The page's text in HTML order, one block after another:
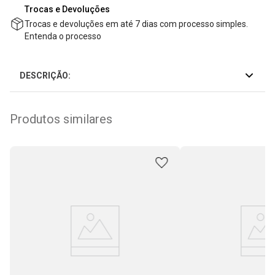
Trocas e Devoluções
Trocas e devoluções em até 7 dias com processo simples.
Entenda o processo
DESCRIÇÃO:
Produtos similares